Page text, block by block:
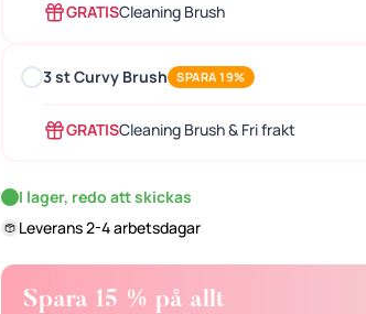
GRATISCleaning Brush
3 st Curvy Brush SPARA 19%
GRATISCleaning Brush & Fri frakt
I lager, redo att skickas
Leverans 2-4 arbetsdagar
Spara 15 % på allt